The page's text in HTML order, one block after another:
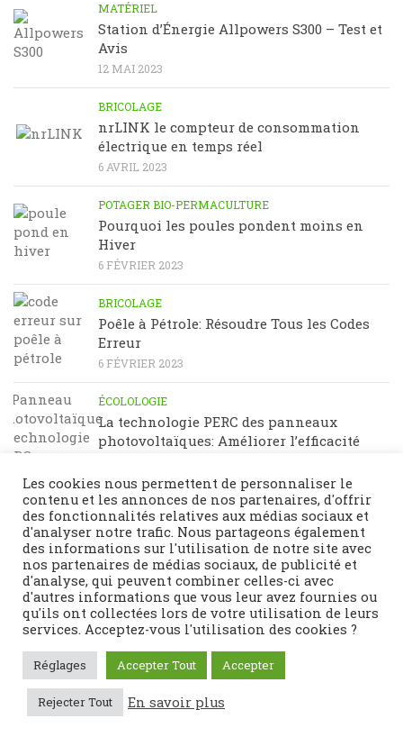
MATÉRIEL
Station d’Énergie Allpowers S300 – Test et
Avis
12 MAI 2023
BRICOLAGE
nrLINK le compteur de consommation
électrique en temps réel
6 AVRIL 2023
POTAGER BIO-PERMACULTURE
Pourquoi les poules pondent moins en
Hiver
6 FÉVRIER 2023
BRICOLAGE
Poêle à Pétrole: Résoudre Tous les Codes
Erreur
6 FÉVRIER 2023
ÉCOLOLOGIE
La technologie PERC des panneaux
photovoltaïques: Améliorer l’efficacité
23 JANVIER 2023
Fièrement propulsé par - Conçu parThème Hueman
Les cookies nous permettent de personnaliser le
contenu et les annonces de nos partenaires, d'offrir
des fonctionnalités relatives aux médias sociaux et
d'analyser notre trafic. Nous partageons également
des informations sur l'utilisation de notre site avec
nos partenaires de médias sociaux, de publicité et
d'analyse, qui peuvent combiner celles-ci avec
d'autres informations que vous leur avez fournies ou
qu'ils ont collectées lors de votre utilisation de leurs
services. Acceptez-vous l'utilisation des cookies ?
Réglages Accepter Tout Accepter
Rejecter Tout En savoir plus